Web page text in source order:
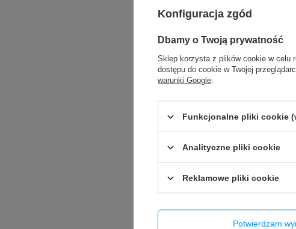
Konfiguracja zgód
Dbamy o Twoją prywatność
Sklep korzysta z plików cookie w celu
dostępu do cookie w Twojej
warunki Google
Funkcjonalne pliki cookie
Analityczne pliki cookie
Reklamowe pliki cookie
Potwierdzam